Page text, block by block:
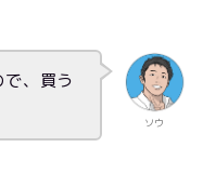
ソウ
、買う